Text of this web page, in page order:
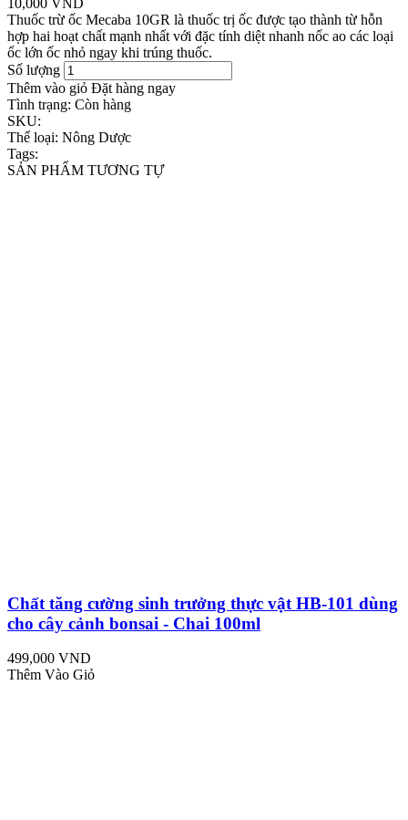
Thuốc trừ ốc Mecaba 10GR là thuốc trị ốc được tạo thành từ hỗn
hợp hai hoạt chất mạnh nhất với đặc tính diệt nhanh nốc ao các loại
ốc lớn ốc nhỏ ngay khi trúng thuốc.
Số lượng
Thêm vào giỏ Đặt hàng ngay
Tình trạng: Còn hàng
SKU:
Thể loại: Nông Dược
Tags:
SẢN PHẨM TƯƠNG TỰ
Chất tăng cường sinh trưởng thực vật HB-101 dùng
cho cây cảnh bonsai - Chai 100ml
499,000 VND
Thêm Vào Giỏ